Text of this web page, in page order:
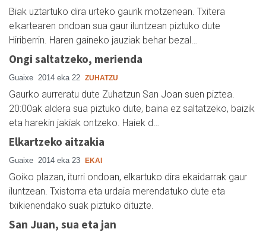
Biak uztartuko dira urteko gaurik motzenean. Txitera
elkartearen ondoan sua gaur iluntzean piztuko dute
Hiriberrin. Haren gaineko jauziak behar bezal…
Ongi saltatzeko, merienda
Guaixe 2014 eka 22 ZUHATZU
Gaurko aurreratu dute Zuhatzun San Joan suen piztea.
20:00ak aldera sua piztuko dute, baina ez saltatzeko, baizik
eta harekin jakiak ontzeko. Haiek d…
Elkartzeko aitzakia
Guaixe 2014 eka 23 EKAI
Goiko plazan, iturri ondoan, elkartuko dira ekaidarrak gaur
iluntzean. Txistorra eta urdaia merendatuko dute eta
txikienendako suak piztuko dituzte.
San Juan, sua eta jan